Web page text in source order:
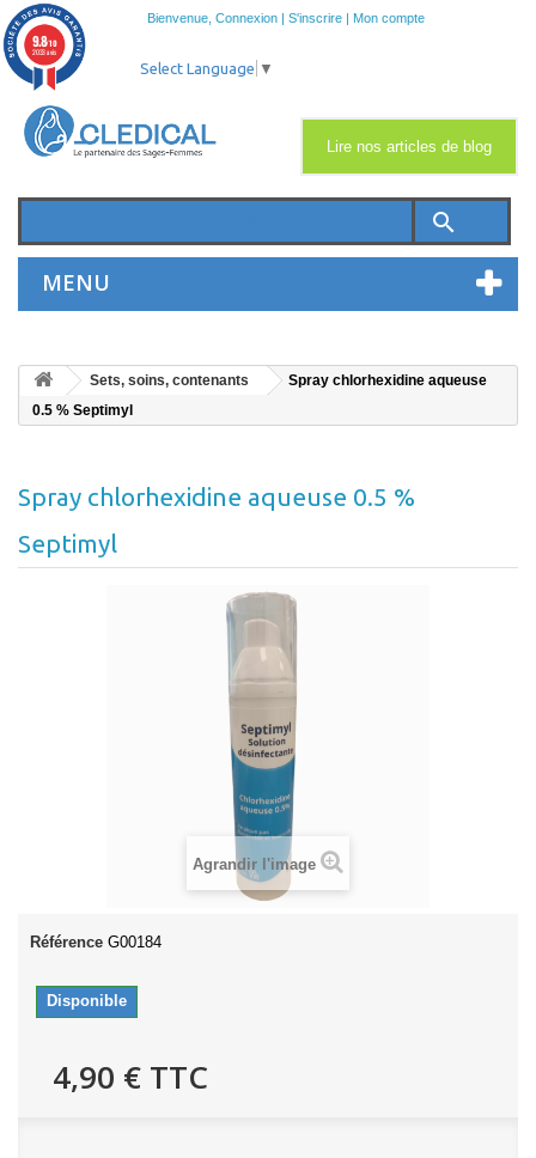
Bienvenue, Connexion | S'inscrire | Mon compte
search
MENU
Lire nos articles de blog
Select Language ▼
Sets, soins, contenants
Spray chlorhexidine aqueuse
0.5 % Septimyl
Spray chlorhexidine aqueuse 0.5 %
Septimyl
Agrandir l'image
Référence G00184
Disponible
4,90 € TTC
9.8/10
2033 avis